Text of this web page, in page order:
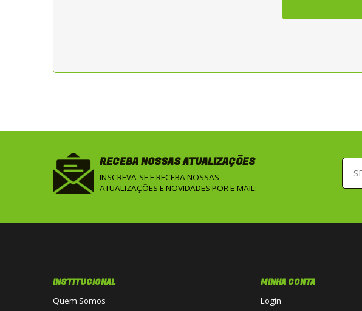
RECEBA NOSSAS ATUALIZAÇÕES
INSCREVA-SE E RECEBA NOSSAS
ATUALIZAÇÕES E NOVIDADES POR E-MAIL:
INSTITUCIONAL
Quem Somos
MINHA CONTA
Login